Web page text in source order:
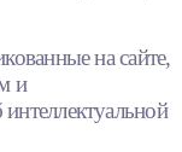
на сайте,
и